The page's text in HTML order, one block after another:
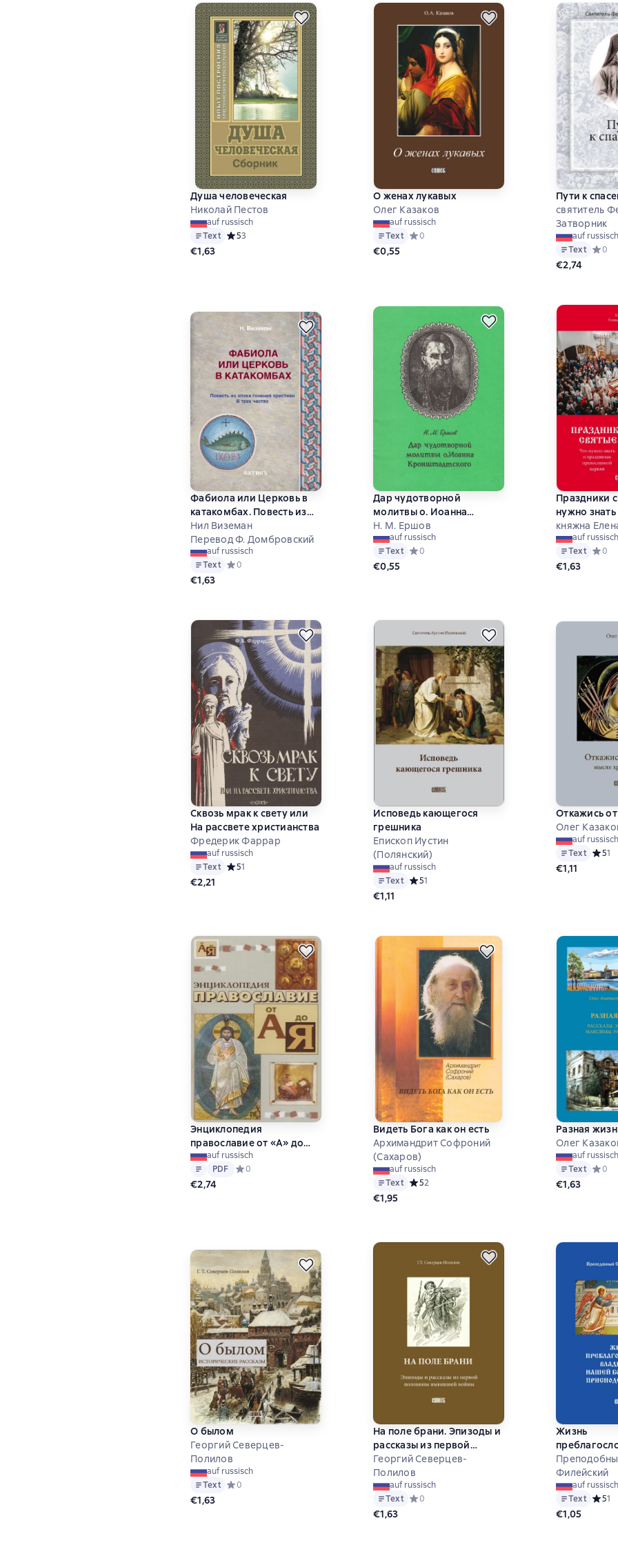
Душа человеческая
Николай Пестов
auf russisch
Text Средний рейтинг 5 на основе 3 оценок
53
€1,63
О женах лукавых
Олег Казаков
auf russisch
Text Средний рейтинг 0 на основе 0 оценок
0
€0,55
Пути к
cвятитель
Затворник
auf russisch
Text
0
€2,74
Фабиола или Церковь в
катакомбах. Повесть из
эпохи гонения христиан
Нил Виземан
Перевод Ф. Домбровский
auf russisch
Text Средний рейтинг 0 на основе 0 оценок
0
€1,63
Дар чудотворной
молитвы о. Иоанна
Кронштадтского
Н. М. Ершов
auf russisch
Text Средний рейтинг 0 на основе 0 оценок
0
€0,55
Праздники
нужно
княжна
auf russisch
Text
0
€1,63
Сквозь мрак к свету или
На рассвете христианства
Фредерик Фаррар
auf russisch
Text Средний рейтинг 5 на основе 1 оценок
51
€2,21
Исповедь кающегося
грешника
Епископ Иустин
(Полянский)
auf russisch
Text Средний рейтинг 5 на основе 1 оценок
51
€1,11
Откажись
Олег
auf russisch
Text
51
€1,11
Энциклопедия
православие от «А» до
«Я»auf russisch
Text
PDF
PDF Средний рейтинг 0 на основе 0 оценок
0
€2,74
Видеть Бога как он есть
Архимандрит Софроний
(Сахаров)
auf russisch
Text Средний рейтинг 5 на основе 2 оценок
52
€1,95
Разная
Олег
auf russisch
Text
0
€1,63
О былом
Георгий Северцев-
Полилов
auf russisch
Text Средний рейтинг 0 на основе 0 оценок
0
€1,63
На поле брани. Эпизоды и
рассказы из первой
половины нынешней
войны
Георгий Северцев-
Полилов
auf russisch
Text Средний рейтинг 0 на основе 0 оценок
0
€1,63
Жизнь
Владычицы
Марии
Филейский
auf russisch
Text
51
€1,05